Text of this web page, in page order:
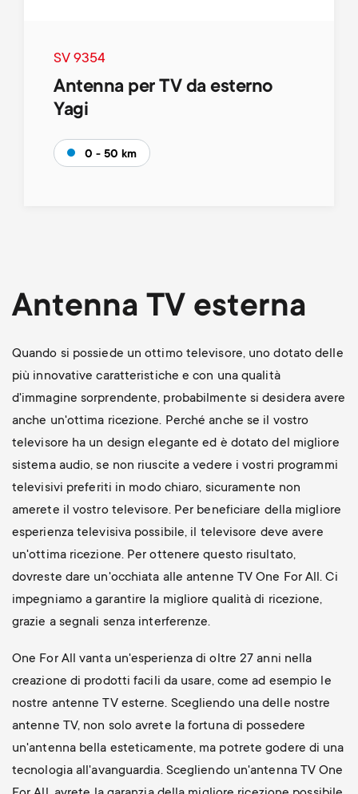
SV 9354
Antenna per TV da esterno
Yagi
0 - 50 km
Antenna TV esterna
Quando si possiede un ottimo televisore, uno dotato delle
più innovative caratteristiche e con una qualità
d'immagine sorprendente, probabilmente si desidera avere
anche un'ottima ricezione. Perché anche se il vostro
televisore ha un design elegante ed è dotato del migliore
sistema audio, se non riuscite a vedere i vostri programmi
televisivi preferiti in modo chiaro, sicuramente non
amerete il vostro televisore. Per beneficiare della migliore
esperienza televisiva possibile, il televisore deve avere
un'ottima ricezione. Per ottenere questo risultato,
dovreste dare un'occhiata alle antenne TV One For All. Ci
impegniamo a garantire la migliore qualità di ricezione,
grazie a segnali senza interferenze.
One For All vanta un'esperienza di oltre 27 anni nella
creazione di prodotti facili da usare, come ad esempio le
nostre antenne TV esterne. Scegliendo una delle nostre
antenne TV, non solo avrete la fortuna di possedere
un'antenna bella esteticamente, ma potrete godere di una
tecnologia all'avanguardia. Scegliendo un'antenna TV One